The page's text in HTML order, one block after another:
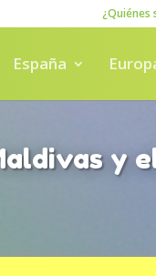
¿Quiénes
España
y